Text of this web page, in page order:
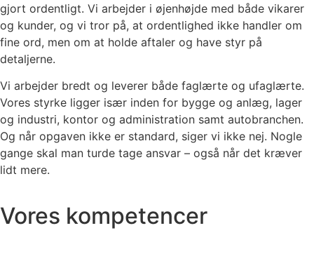
gjort ordentligt. Vi arbejder i øjenhøjde med både vikarer
og kunder, og vi tror på, at ordentlighed ikke handler om
fine ord, men om at holde aftaler og have styr på
detaljerne.
Vi arbejder bredt og leverer både faglærte og ufaglærte.
Vores styrke ligger især inden for bygge og anlæg, lager
og industri, kontor og administration samt autobranchen.
Og når opgaven ikke er standard, siger vi ikke nej. Nogle
gange skal man turde tage ansvar – også når det kræver
lidt mere.
Vores kompetencer